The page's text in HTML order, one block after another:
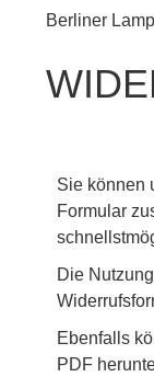
Berliner
Sie können
Formular
Die
Ebenfalls
PDF